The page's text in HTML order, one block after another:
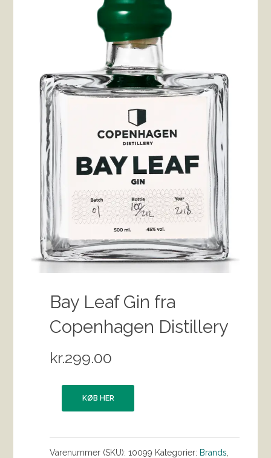
Bay Leaf Gin fra
Copenhagen Distillery
kr.299.00
KØB HER
Varenummer (SKU):10099 Kategorier: Brands